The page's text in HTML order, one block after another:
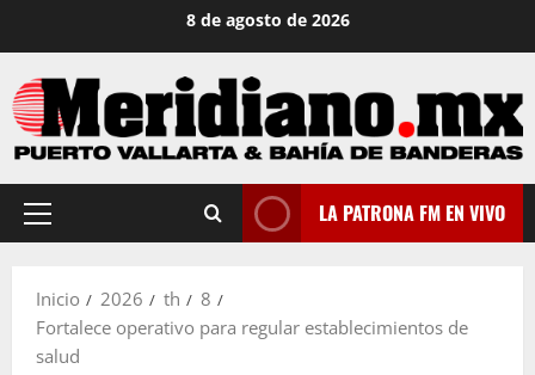
contenido
8 de agosto de 2026
Menú
LA PATRONA FM EN VIVO
Inicio 2026 th
8
Fortalece operativo para regular establecimientos de
salud